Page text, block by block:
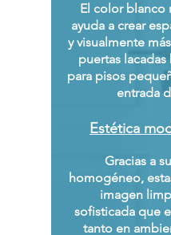
El color blanco
ayuda a crear
y visualmente
puertas
para pisos
entrada
Estética
Gracias a
homogéneo,
imagen
sofisticada que
tanto en